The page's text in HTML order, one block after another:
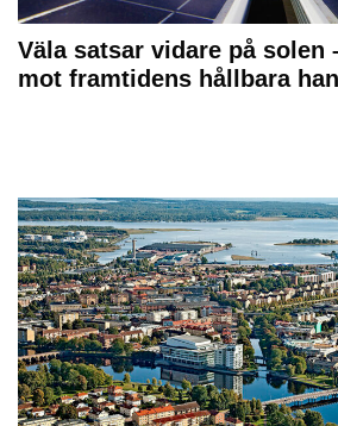
Väla satsar vidare på solen
mot framtidens hållbara